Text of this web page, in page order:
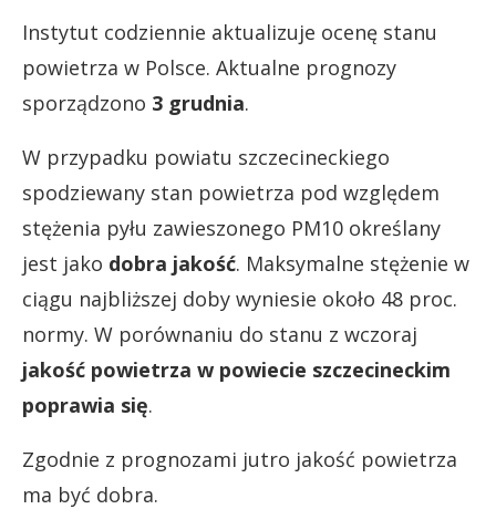
Instytut codziennie aktualizuje ocenę stanu
powietrza w Polsce. Aktualne prognozy
sporządzono 3 grudnia.
W przypadku powiatu szczecineckiego
spodziewany stan powietrza pod względem
stężenia pyłu zawieszonego PM10 określany
jest jako dobra jakość. Maksymalne stężenie w
ciągu najbliższej doby wyniesie około 48 proc.
normy. W porównaniu do stanu z wczoraj
jakość powietrza w powiecie szczecineckim
poprawia się.
Zgodnie z prognozami jutro jakość powietrza
ma być dobra.